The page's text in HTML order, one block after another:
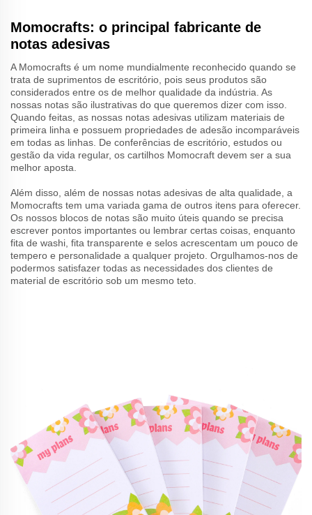
Momocrafts: o principal fabricante de
notas adesivas
A Momocrafts é um nome mundialmente reconhecido quando se
trata de suprimentos de escritório, pois seus produtos são
considerados entre os de melhor qualidade da indústria. As
nossas notas são ilustrativas do que queremos dizer com isso.
Quando feitas, as nossas notas adesivas utilizam materiais de
primeira linha e possuem propriedades de adesão incomparáveis
em todas as linhas. De conferências de escritório, estudos ou
gestão da vida regular, os cartilhos Momocraft devem ser a sua
melhor aposta.
Além disso, além de nossas notas adesivas de alta qualidade, a
Momocrafts tem uma variada gama de outros itens para oferecer.
Os nossos blocos de notas são muito úteis quando se precisa
escrever pontos importantes ou lembrar certas coisas, enquanto
fita de washi, fita transparente e selos acrescentam um pouco de
tempero e personalidade a qualquer projeto. Orgulhamos-nos de
podermos satisfazer todas as necessidades dos clientes de
material de escritório sob um mesmo teto.